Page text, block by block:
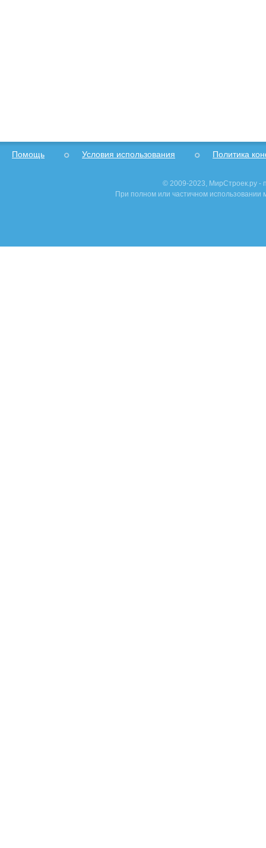
Помощь Условия использования Политика
© 2009-2023, МирСтроек.ру -
При полном или частичном использовании